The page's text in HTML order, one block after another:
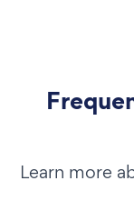
Learn more